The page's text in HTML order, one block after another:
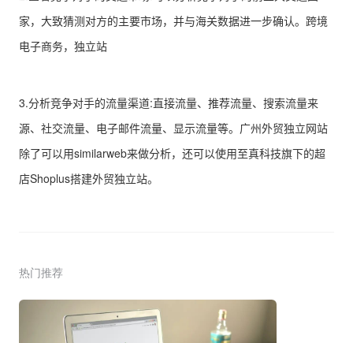
家，大致猜测对方的主要市场，并与海关数据进一步确认。跨境
电子商务，独立站
3.分析竞争对手的流量渠道:直接流量、推荐流量、搜索流量来
源、社交流量、电子邮件流量、显示流量等。广州外贸独立网站
除了可以用similarweb来做分析，还可以使用至真科技旗下的超
店Shoplus搭建外贸独立站。
热门推荐